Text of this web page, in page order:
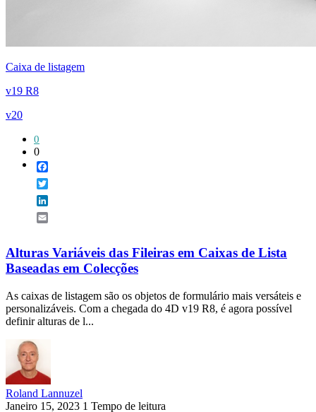
Caixa de listagem
v19 R8
v20
0
0
Alturas Variáveis das Fileiras em Caixas de Lista
Baseadas em Colecções
As caixas de listagem são os objetos de formulário mais versáteis e
personalizáveis. Com a chegada do 4D v19 R8, é agora possível
definir alturas de l...
Roland Lannuzel
Janeiro 15, 2023 1 Tempo de leitura